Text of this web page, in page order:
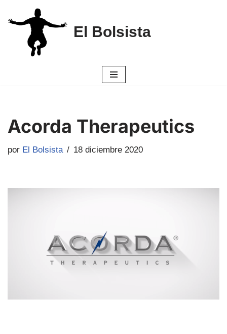
Saltar
contenido
El Bolsista
Acorda Therapeutics
por El Bolsista 18 diciembre 2020